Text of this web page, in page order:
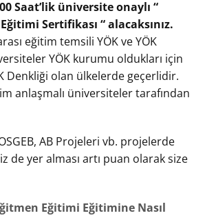
Saat’lik üniversite onaylı “
Sertifikası “ alacaksınız.
eğitim temsili YÖK ve YÖK
YÖK kurumu oldukları için
Denkliği olan ülkelerde geçerlidir.
anlaşmalı üniversiteler tarafından
AB Projeleri vb. projelerde
de yer alması artı puan olarak size
Eğitimi Eğitimine Nasıl